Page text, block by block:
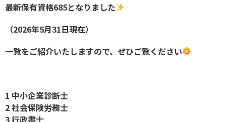
最新保有資格685となりました
（2026年5月31日現在）
一覧をご紹介いたしますので、ぜひご覧ください
1 中小企業診断士
2 社会保険労務士
3 行政書士